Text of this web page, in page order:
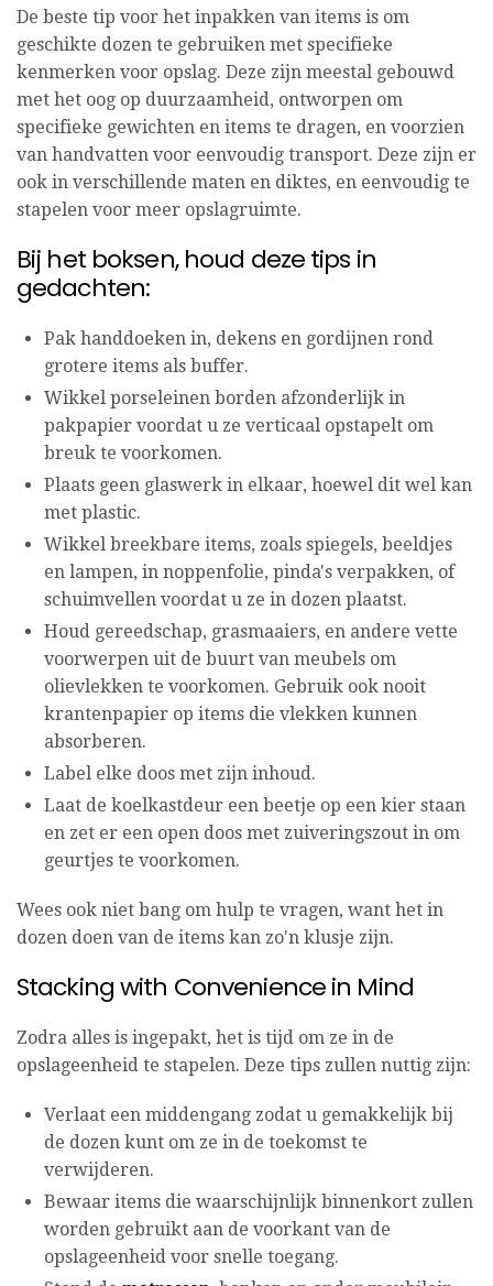
De beste tip voor het inpakken van items is om
geschikte dozen te gebruiken met specifieke
kenmerken voor opslag. Deze zijn meestal gebouwd
met het oog op duurzaamheid, ontworpen om
specifieke gewichten en items te dragen, en voorzien
van handvatten voor eenvoudig transport. Deze zijn er
ook in verschillende maten en diktes, en eenvoudig te
stapelen voor meer opslagruimte.
Bij het boksen, houd deze tips in
gedachten:
Pak handdoeken in, dekens en gordijnen rond
grotere items als buffer.
Wikkel porseleinen borden afzonderlijk in
pakpapier voordat u ze verticaal opstapelt om
breuk te voorkomen.
Plaats geen glaswerk in elkaar, hoewel dit wel kan
met plastic.
Wikkel breekbare items, zoals spiegels, beeldjes
en lampen, in noppenfolie, pinda's verpakken, of
schuimvellen voordat u ze in dozen plaatst.
Houd gereedschap, grasmaaiers, en andere vette
voorwerpen uit de buurt van meubels om
olievlekken te voorkomen. Gebruik ook nooit
krantenpapier op items die vlekken kunnen
absorberen.
Label elke doos met zijn inhoud.
Laat de koelkastdeur een beetje op een kier staan ​​
en zet er een open doos met zuiveringszout in om
geurtjes te voorkomen.
Wees ook niet bang om hulp te vragen, want het in
dozen doen van de items kan zo'n klusje zijn.
Stacking with Convenience in Mind
Zodra alles is ingepakt, het is tijd om ze in de
opslageenheid te stapelen. Deze tips zullen nuttig zijn:
Verlaat een middengang zodat u gemakkelijk bij
de dozen kunt om ze in de toekomst te
verwijderen.
Bewaar items die waarschijnlijk binnenkort zullen
worden gebruikt aan de voorkant van de
opslageenheid voor snelle toegang.